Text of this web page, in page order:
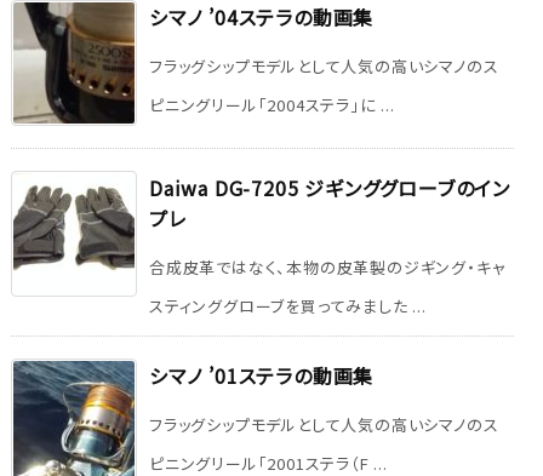
シマノ ’04ステラの動画集
フラッグシップモデルとして人気の高いシマノのス
ピニングリール「2004ステラ」に ...
Daiwa DG-7205 ジギンググローブのイン
プレ
合成皮革ではなく、本物の皮革製のジギング・キャ
スティンググローブを買ってみました ...
シマノ ’01ステラの動画集
フラッグシップモデルとして人気の高いシマノのス
ピニングリール「2001ステラ（F ...